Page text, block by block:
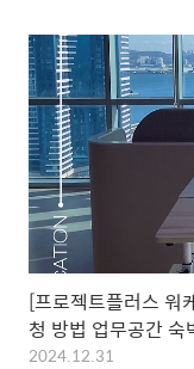
[프로젝트플러스 워
청 방법 업무공간 숙
2024.12.31